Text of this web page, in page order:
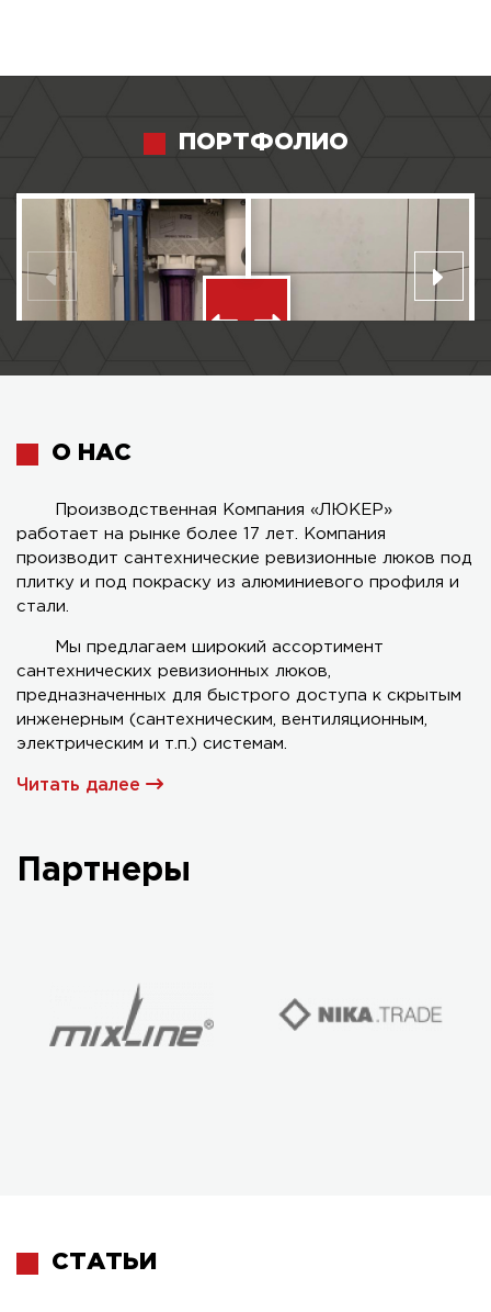
ПОРТФОЛИО
Серия AL-KR двухстворчатый
О НАС
Производственная Компания «ЛЮКЕР»
работает на рынке более 17 лет. Компания
производит сантехнические ревизионные люков под
плитку и под покраску из алюминиевого профиля и
стали.
Мы предлагаем широкий ассортимент
сантехнических ревизионных люков,
предназначенных для быстрого доступа к скрытым
инженерным (сантехническим, вентиляционным,
электрическим и т.п.) системам.
Читать далее
Партнеры
СТАТЬИ